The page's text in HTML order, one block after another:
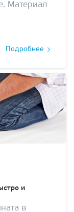
Материал
Подробнее
и
в